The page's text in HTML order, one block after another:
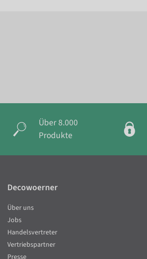
Über 8.000
Produkte
Decowoerner
Über uns
Jobs
Handelsvertreter
Vertriebspartner